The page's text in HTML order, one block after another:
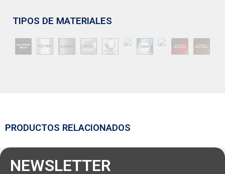
TIPOS DE MATERIALES
PRODUCTOS RELACIONADOS
NEWSLETTER